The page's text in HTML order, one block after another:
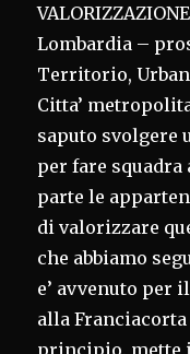
Lombardia –
Territorio,
Citta’
saputo svolgere
per fare
parte le
di valorizzare
che abbiamo
e’ avvenuto per
alla Franciacorta
principio, mette